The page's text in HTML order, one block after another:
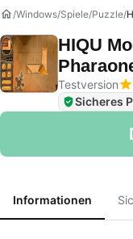
Windows Spiele Puzzle
HIQU
Testversion
Sicheres
Informationen